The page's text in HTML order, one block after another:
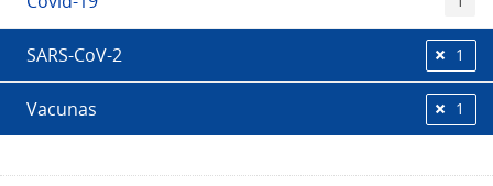
SARS-CoV-2 1
Vacunas 1